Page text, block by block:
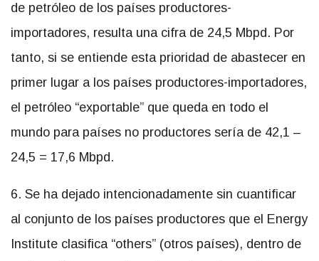
de petróleo de los países productores-
importadores, resulta una cifra de 24,5 Mbpd. Por
tanto, si se entiende esta prioridad de abastecer en
primer lugar a los países productores-importadores,
el petróleo “exportable” que queda en todo el
mundo para países no productores sería de 42,1 –
24,5 = 17,6 Mbpd.
6. Se ha dejado intencionadamente sin cuantificar
al conjunto de los países productores que el Energy
Institute clasifica “others” (otros países), dentro de